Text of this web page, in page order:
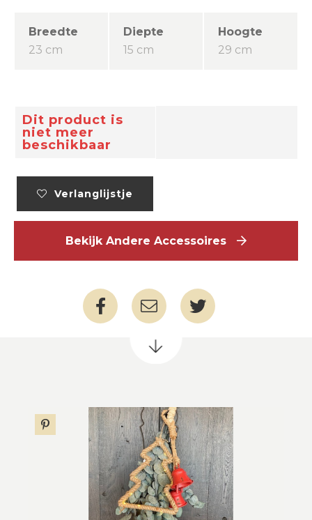
Breedte
23 cm
Diepte
15 cm
Hoogte
29 cm
Dit product is
niet meer
beschikbaar
Verlanglijstje
Bekijk Andere Accessoires